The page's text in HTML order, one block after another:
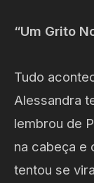
“Um Grito
Tudo
Alessandra
lembrou de
na cabeça e
tentou se